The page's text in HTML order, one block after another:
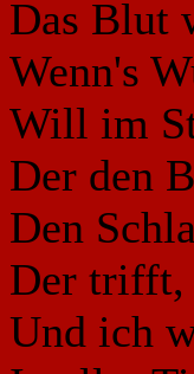
Das Blut
Wenn's
Will im
Der den
Den
Der trifft,
Und ich